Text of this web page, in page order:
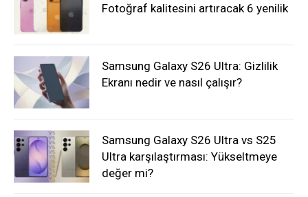
Fotoğraf kalitesini artıracak 6 yenilik
Samsung Galaxy S26 Ultra: Gizlilik
Ekranı nedir ve nasıl çalışır?
Samsung Galaxy S26 Ultra vs S25
Ultra karşılaştırması: Yükseltmeye
değer mi?